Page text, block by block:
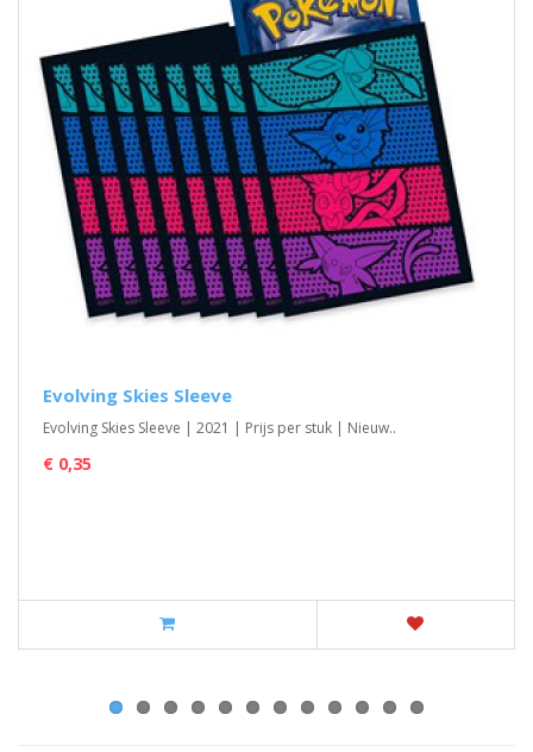
Evolving Skies Sleeve
Evolving Skies Sleeve | 2021 | Prijs per stuk | Nieuw..
€ 0,35